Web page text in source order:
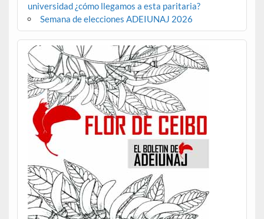
universidad ¿cómo llegamos a esta paritaria?
Semana de elecciones ADEIUNAJ 2026